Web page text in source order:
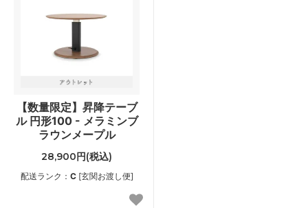
【数量限定】昇降テーブ
ル 円形100 - メラミンブ
ラウンメープル
28,900円(税込)
配送ランク： C[玄関お渡し便]